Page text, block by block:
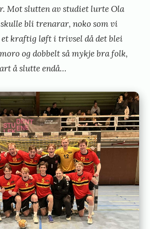
Mot slutten av studiet lurte Ola
bli trenarar, noko som vi
et kraftig løft i trivsel då det blei
og dobbelt så mykje bra folk,
å slutte endå…